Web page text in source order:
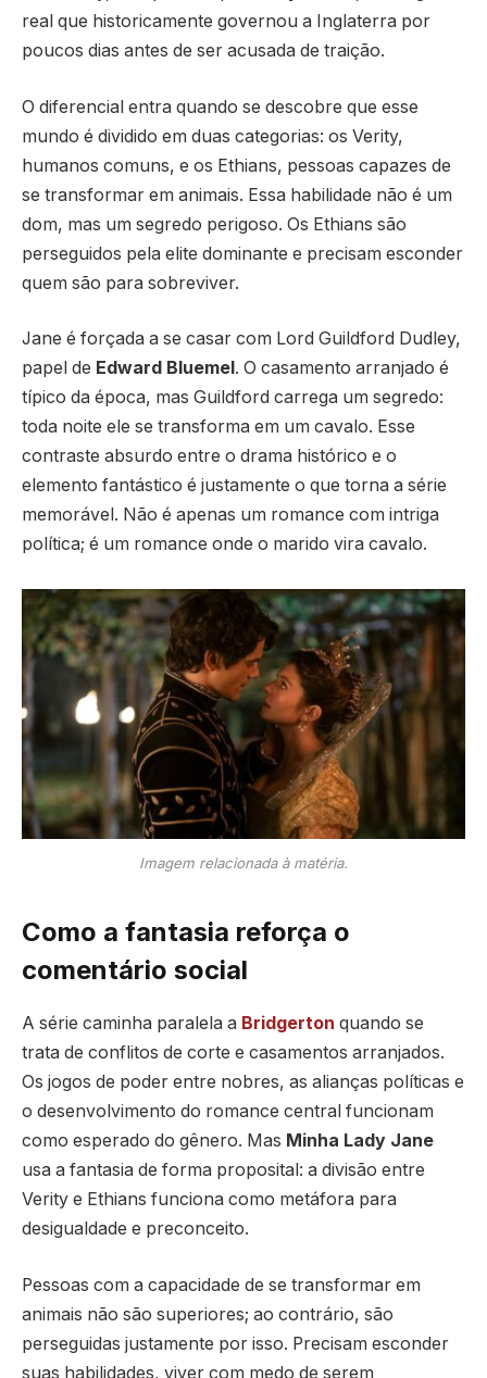
real que historicamente governou a Inglaterra por
poucos dias antes de ser acusada de traição.
O diferencial entra quando se descobre que esse
mundo é dividido em duas categorias: os Verity,
humanos comuns, e os Ethians, pessoas capazes de
se transformar em animais. Essa habilidade não é um
dom, mas um segredo perigoso. Os Ethians são
perseguidos pela elite dominante e precisam esconder
quem são para sobreviver.
Jane é forçada a se casar com Lord Guildford Dudley,
papel de Edward Bluemel . O casamento arranjado é
típico da época, mas Guildford carrega um segredo:
toda noite ele se transforma em um cavalo. Esse
contraste absurdo entre o drama histórico e o
elemento fantástico é justamente o que torna a série
memorável. Não é apenas um romance com intriga
política; é um romance onde o marido vira cavalo.
Imagem relacionada à matéria.
Como a fantasia reforça o
comentário social
A série caminha paralela a Bridgerton quando se
trata de conflitos de corte e casamentos arranjados.
Os jogos de poder entre nobres, as alianças políticas e
o desenvolvimento do romance central funcionam
como esperado do gênero. Mas Minha Lady Jane
usa a fantasia de forma proposital: a divisão entre
Verity e Ethians funciona como metáfora para
desigualdade e preconceito.
Pessoas com a capacidade de se transformar em
animais não são superiores; ao contrário, são
perseguidas justamente por isso. Precisam esconder
suas habilidades, viver com medo de serem